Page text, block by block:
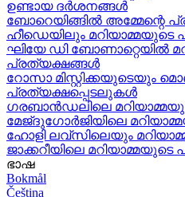
ഉണ്ടായ ദർശനങ്ങൾ
ബോറെയിങ്ങിൽ അമ്മേന്റെ
ഹീഡെയിലും
ഘിയേ ഡി ബോണാറ്റെയിൽ
പ്രത്യക്ഷങ്ങൾ
റോസാ മിസ്റ്റിക്കയുടെയും
പ്രത്യക്ഷപ്പെടലുകൾ
ഗരബാൻഡലിലെ
മേജ്ദുഗോർജിയിലെ
ഹോളി ലവ്‌സിലെയും
ജാക്കറീയിലെ
ഭാഷ
Bokmål
Čeština